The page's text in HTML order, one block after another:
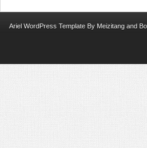
Ariel WordPress Template By Meizitang and